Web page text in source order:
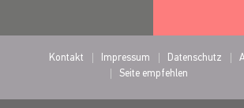
Kontakt Impressum Datenschutz
Seite empfehlen